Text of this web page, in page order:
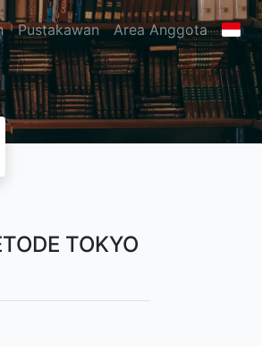
Pustakawan Area Anggota
TOKYO